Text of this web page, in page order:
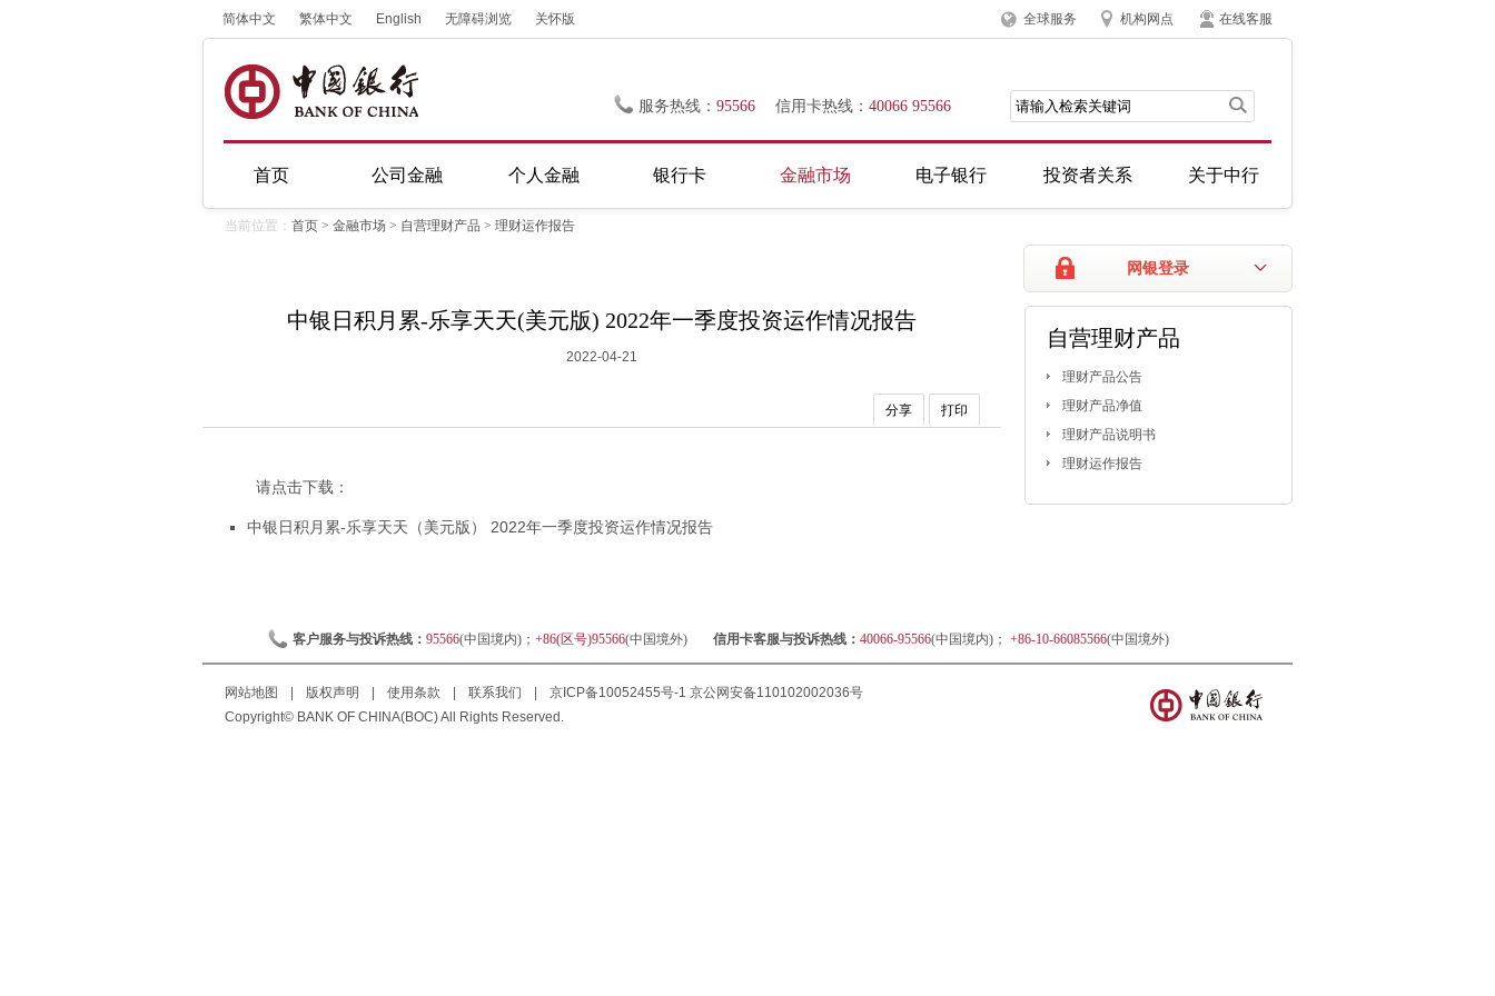
简体中文 繁体中文 English 无障碍浏览 关怀版 全球服务 机构网点 在线客服
服务热线： 95566 信用卡热线： 40066 95566
首页 公司金融 个人金融 银行卡 金融市场 电子银行 投资者关系 关于中行
当前位置： 首页 > 金融市场 > 自营理财产品 > 理财运作报告
网银登录
中银日积月累-乐享天天(美元版) 2022年一季度投资运作情况报告
2022-04-21
分享 打印
请点击下载：
中银日积月累-乐享天天（美元版） 2022年一季度投资运作情况报告
自营理财产品
理财产品公告
理财产品净值
理财产品说明书
理财运作报告
客户服务与投诉热线： 95566(中国境内)； +86(区号)95566(中国境外) 信用卡客服与投诉热线： 40066-95566(中国境内)； +86-10-66085566(中国境外)
网站地图 版权声明 使用条款 联系我们 京ICP备10052455号-1 京公网安备110102002036号
Copyright© BANK OF CHINA(BOC) All Rights Reserved.